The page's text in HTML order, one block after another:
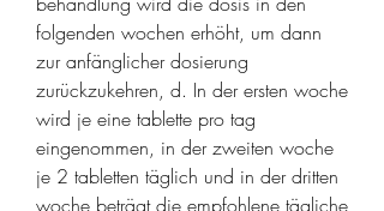
folgenden wochen erhöht, um dann
zur anfänglicher dosierung
zurückzukehren, d. In der ersten woche
wird je eine tablette pro tag
eingenommen, in der zweiten woche
je 2 tabletten täglich und in der dritten
woche beträgt die empfohlene tägliche